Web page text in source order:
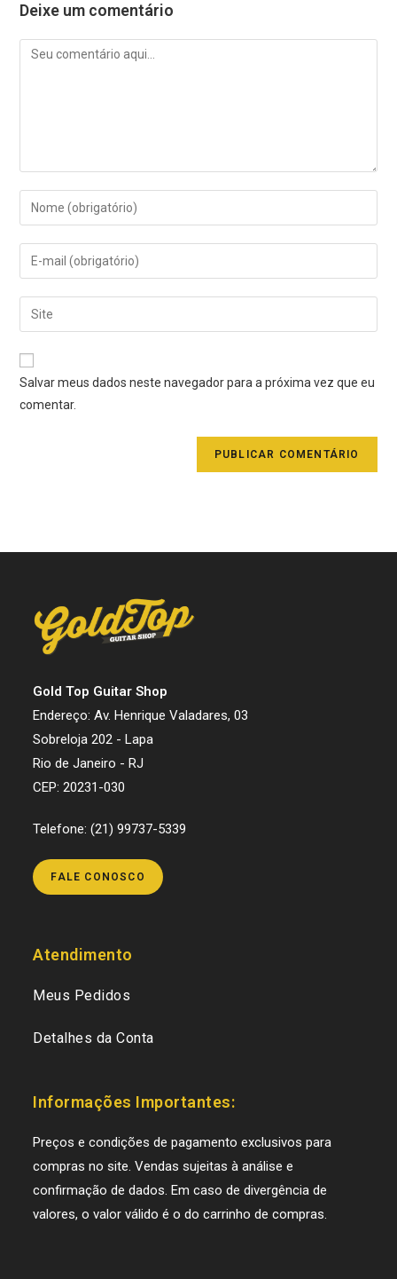
Deixe um comentário
Salvar meus dados neste navegador para a próxima vez que eu
comentar.
Gold Top Guitar Shop
Endereço: Av. Henrique Valadares, 03
Sobreloja 202 - Lapa
Rio de Janeiro - RJ
CEP: 20231-030
Telefone: (21) 99737-5339
FALE CONOSCO
Atendimento
Meus Pedidos
Detalhes da Conta
Informações Importantes:
Preços e condições de pagamento exclusivos para
compras no site. Vendas sujeitas à análise e
confirmação de dados. Em caso de divergência de
valores, o valor válido é o do carrinho de compras.